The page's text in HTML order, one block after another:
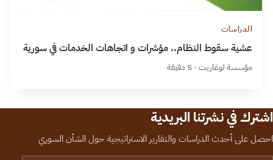
الدراسات
عشية سقوط النظام.. مؤشرات و اتجاهات الخدمات في سورية
مؤسسة لوغاريت · 5 دقيقة
اشترك في نشرتنا البريدية
احصل على أحدث الدراسات والتقارير الاستراتيجية حول الشأن السوري